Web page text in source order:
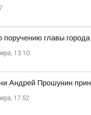
поручению главы
13:10
Андрей Прошунин
17:52